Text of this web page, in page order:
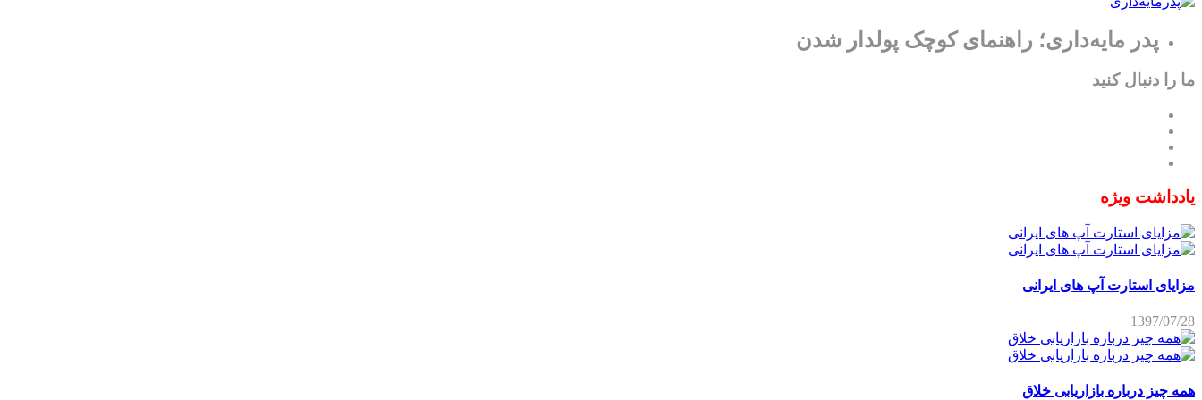
پدر مایه‌داری؛ راهنمای کوچک پولدار شدن
ما را دنبال کنید
یادداشت ویژه
مزایای استارت آپ های ایرانی
1397/07/28
همه چیز درباره بازاریابی خلاق